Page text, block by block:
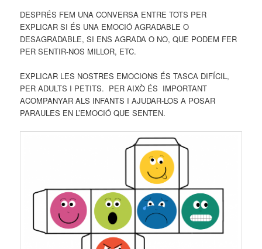
DESPRÉS FEM UNA CONVERSA ENTRE TOTS PER
EXPLICAR SI ÉS UNA EMOCIÓ AGRADABLE O
DESAGRADABLE, SI ENS AGRADA O NO, QUE PODEM FER
PER SENTIR-NOS MILLOR, ETC.
EXPLICAR LES NOSTRES EMOCIONS ÉS TASCA DIFÍCIL,
PER ADULTS I PETITS. PER AIXÒ ÉS IMPORTANT
ACOMPANYAR ALS INFANTS I AJUDAR-LOS A POSAR
PARAULES EN L’EMOCIÓ QUE SENTEN.